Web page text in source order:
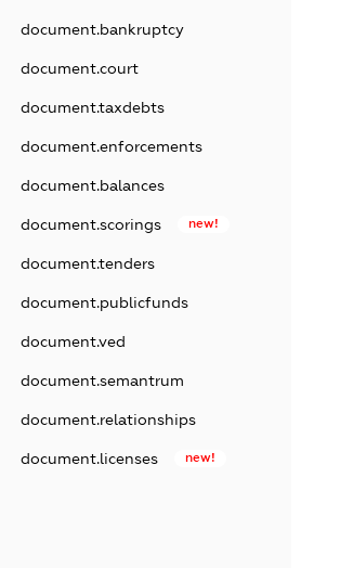
document.bankruptcy
document.court
document.taxdebts
document.enforcements
document.balances
document.scorings new!
document.tenders
document.publicfunds
document.ved
document.semantrum
document.relationships
document.licenses new!